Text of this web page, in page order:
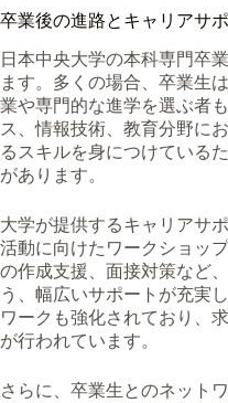
卒業後の進路とキャリアサ
日本中央大学の本科専門卒
ます。多くの場合、卒業生
業や専門的な進学を選ぶ者
ス、情報技術、教育分野に
るスキルを身につけている
があります。
大学が提供するキャリアサ
活動に向けたワークショッ
の作成支援、面接対策など
う、幅広いサポートが充実
ワークも強化されており、
が行われています。
さらに、卒業生とのネット